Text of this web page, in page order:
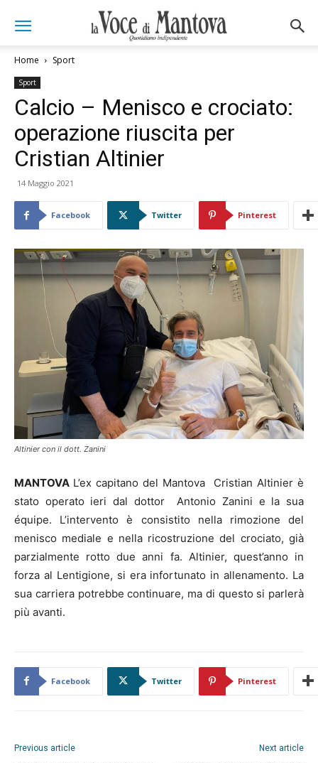
Home Sport
Sport
Calcio – Menisco e crociato:
operazione riuscita per
Cristian Altinier
14 Maggio 2021
Facebook Twitter Pinterest
Altinier con il dott. Zanini
MANTOVA L’ex capitano del Mantova Cristian Altinier è
stato operato ieri dal dottor Antonio Zanini e la sua
équipe. L’intervento è consistito nella rimozione del
menisco mediale e nella ricostruzione del crociato, già
parzialmente rotto due anni fa. Altinier, quest’anno in
forza al Lentigione, si era infortunato in allenamento. La
sua carriera potrebbe continuare, ma di questo si parlerà
più avanti.
Facebook Twitter Pinterest
Previous article Next article